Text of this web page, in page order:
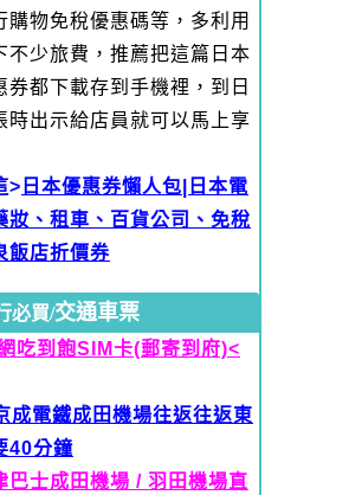
購物免稅優惠碼等，多利用
不少旅費，推薦把這篇日本
券都下載存到手機裡，到日
時出示給店員就可以馬上享
> 日本優惠券懶人包|日本電
妝、租車、百貨公司、免稅
飯店折價券
必買/交通車票
吃到飽SIM卡(郵寄到府)<
成電鐵成田機場往返往返東
40分鐘
巴士成田機場 / 羽田機場直